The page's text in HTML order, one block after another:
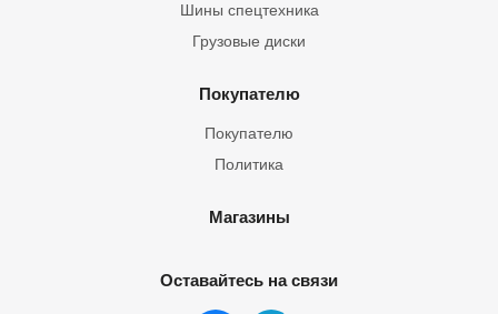
Шины спецтехника
Грузовые диски
Покупателю
Покупателю
Политика
Магазины
Оставайтесь на связи